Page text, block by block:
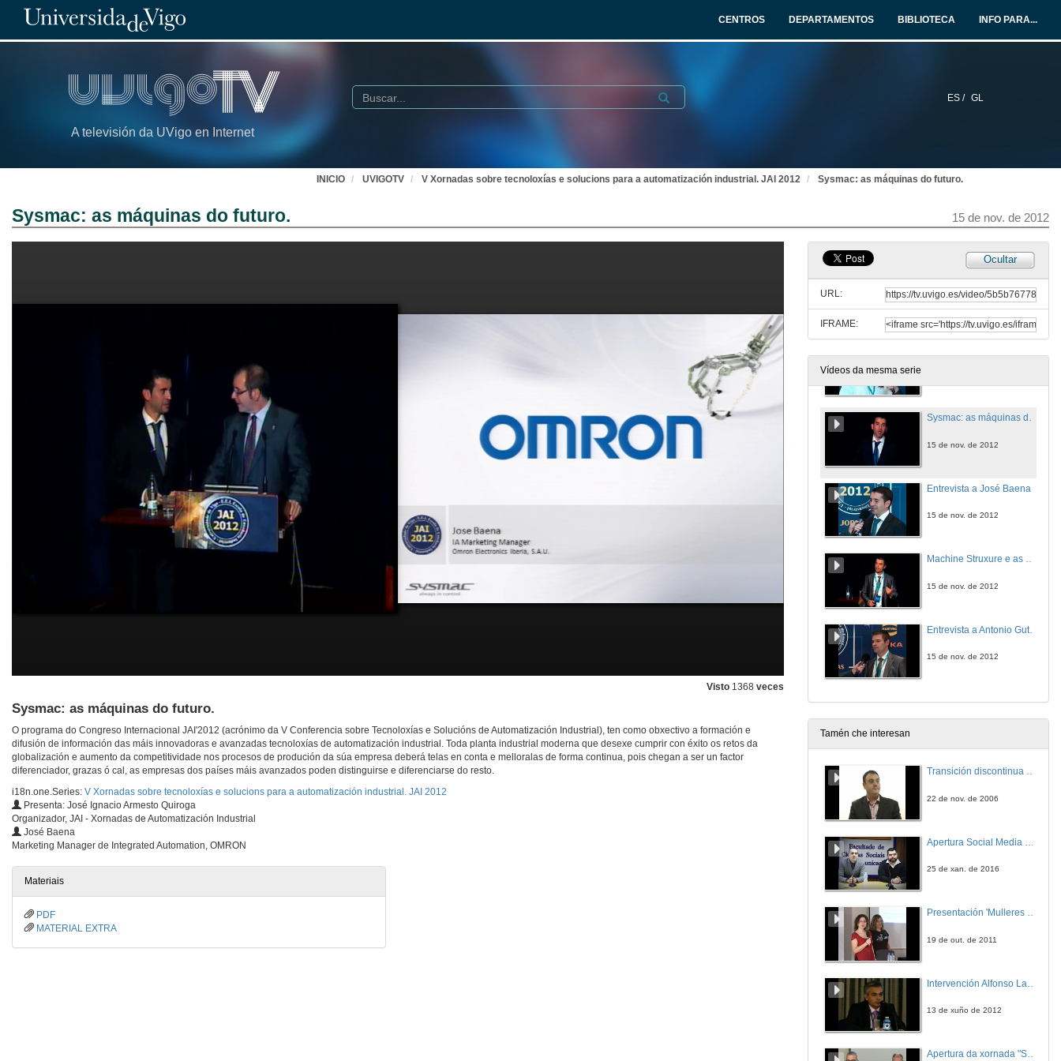
CENTROS DEPARTAMENTOS BIBLIOTECA INFO PARA...
A televisión da UVigo en Internet
ES / GL
Buscar Submit
INICIO UVIGOTV V Xornadas sobre tecnoloxías e solucions para a automatización industrial. JAI 2012 Sysmac: as máquinas do futuro.
Sysmac: as máquinas do futuro. 15 de nov. de 2012
Visto 1368 veces
Sysmac: as máquinas do futuro.
O programa do Congreso Internacional JAI'2012 (acrónimo da V Conferencia sobre Tecnoloxías e Solucións de Automatización Industrial), ten como obxectivo a formación e
difusión de información das máis innovadoras e avanzadas tecnoloxías de automatización industrial. Toda planta industrial moderna que desexe cumprir con éxito os retos da
globalización e aumento da competitividade nos procesos de produción da súa empresa deberá telas en conta e melloralas de forma continua, pois chegan a ser un factor
diferenciador, grazas ó cal, as empresas dos países máis avanzados poden distinguirse e diferenciarse do resto.
i18n.one.Series: V Xornadas sobre tecnoloxías e solucions para a automatización industrial. JAI 2012
Presenta: José Ignacio Armesto Quiroga
Organizador, JAI - Xornadas de Automatización Industrial
José Baena
Marketing Manager de Integrated Automation, OMRON
Materiais
PDF
MATERIAL EXTRA
Ocultar
URL:
IFRAME:
Vídeos da mesma serie
15 de nov. de 2012
15 de nov. de 2012
Sysmac: as máquinas do futuro.
15 de nov. de 2012
Entrevista a José Baena
15 de nov. de 2012
Machine Struxure e as máquinas eficientes.
15 de nov. de 2012
15 de nov. de 2012
Tamén che interesan
Transición discontinua de partículas de microgel termosensible
22 de nov. de 2006
25 de xan. de 2016
Presentación 'Mulleres no software libre'
19 de out. de 2011
13 de xuño de 2012
Apertura da xornada "Smart-Energy, Smart-City"